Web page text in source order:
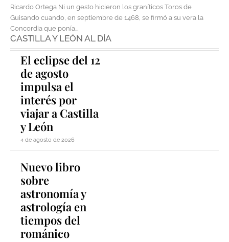
Ricardo Ortega Ni un gesto hicieron los graníticos Toros de
Guisando cuando, en septiembre de 1468, se firmó a su vera la
Concordia que ponía...
CASTILLA Y LEÓN AL DÍA
El eclipse del 12
de agosto
impulsa el
interés por
viajar a Castilla
y León
4 de agosto de 2026
Nuevo libro
sobre
astronomía y
astrología en
tiempos del
románico